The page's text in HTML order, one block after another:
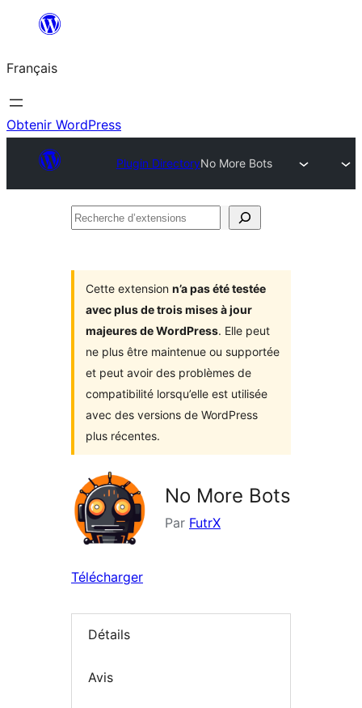
contenu
Français
Obtenir WordPress
Plugin DirectoryNo More Bots
Recherche
Cette extension n’a pas été testée
avec plus de trois mises à jour
majeures de WordPress. Elle peut
ne plus être maintenue ou supportée
et peut avoir des problèmes de
compatibilité lorsqu’elle est utilisée
avec des versions de WordPress
plus récentes.
No More Bots
Par FutrX
Télécharger
Détails
Avis